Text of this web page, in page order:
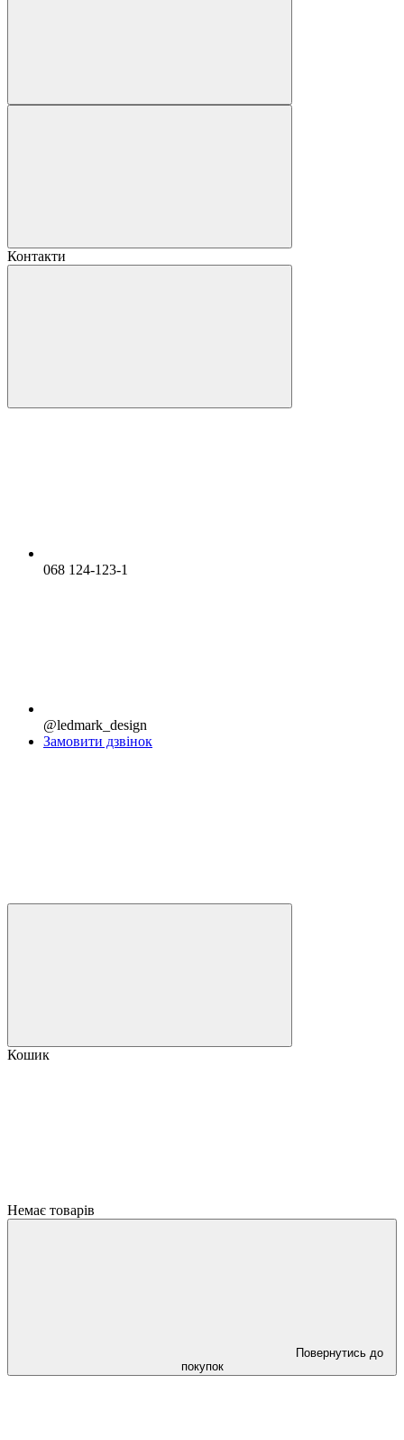
Контакти
068 124-123-1
@ledmark_design
Замовити дзвінок
Кошик
Немає товарів
Повернутись до
покупок